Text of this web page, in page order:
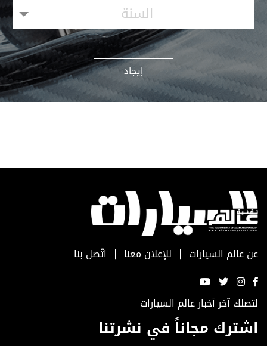
السنة
إيجاد
عن عالم السيارات للإعلان معنا اتّصل بنا
لتصلك آخر أخبار عالم السيارات
اشترك مجاناً في نشرتنا